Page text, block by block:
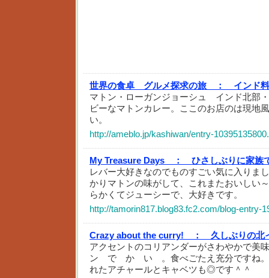
世界の食卓 グルメ探求の旅 ：
インド
マトン・ローガンジョーシュ インド北部
ビーなマトンカレー。ここのお店のは現地
い。
http://ameblo.jp/kashiwan/entry-
My Treasure Days ：
ひさしぶりに家
レバー大好きなのでものすごい気に入りま
かりマトンの味がして、これまたおいしい
らかくてジューシーで、大好きです。
http://tamorin817.blog83.fc2.com/blog-entry-
Crazy about the curry! ：
久しぶりの
アクセントのコリアンダーがさわやかで美
ン で か い 。食べごたえ充分ですね。
れたアチャールとキャベツも◎です＾＾